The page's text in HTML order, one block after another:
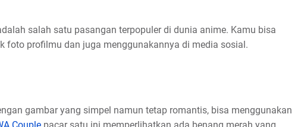
salah satu pasangan terpopuler di dunia anime. Kamu bisa
foto profilmu dan juga menggunakannya di media sosial.
gambar yang simpel namun tetap romantis, bisa menggunakan